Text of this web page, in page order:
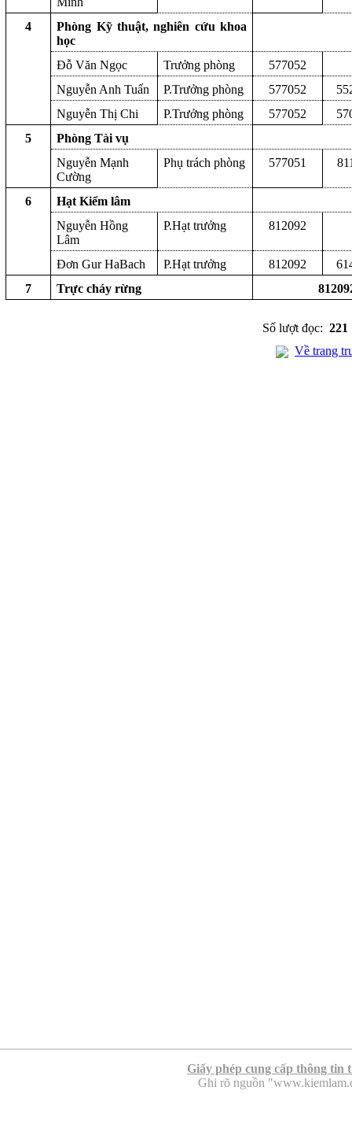
4
Phòng Kỹ thuật, nghiên cứu khoa
học
Đỗ Văn Ngọc
Trưởng phòng
577052
Nguyễn Anh Tuấn
P.Trưởng phòng 577052
Nguyễn Thị Chi
P.Trưởng phòng 577052
5
Phòng Tài vụ
Nguyễn Mạnh
Cường
Phụ trách phòng 577051
6
Hạt Kiểm lâm
Nguyễn Hồng
Lâm
P.Hạt trưởng 812092
Đơn Gur HaBach P.Hạt trưởng 812092
7
Trực cháy rừng
Số lượt đọc: 221
Về trang
Giấy phép cung cấp thông tin
Ghi rõ nguồn